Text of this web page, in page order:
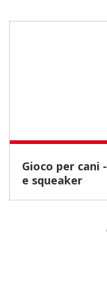
Gioco per cani - ananas in TPR con punte
e squeaker